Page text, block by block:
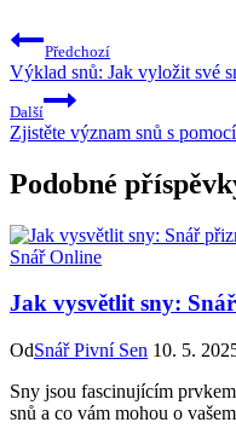
Předchozí
Výklad snů: Jak vyložit své
Další
Zjistěte význam snů s
Podobné
Snář Online
Jak vysvětlit sny:
OdSnář Pivní Sen 10. 5.
Sny jsou fascinujícím
snů a co vám mohou o